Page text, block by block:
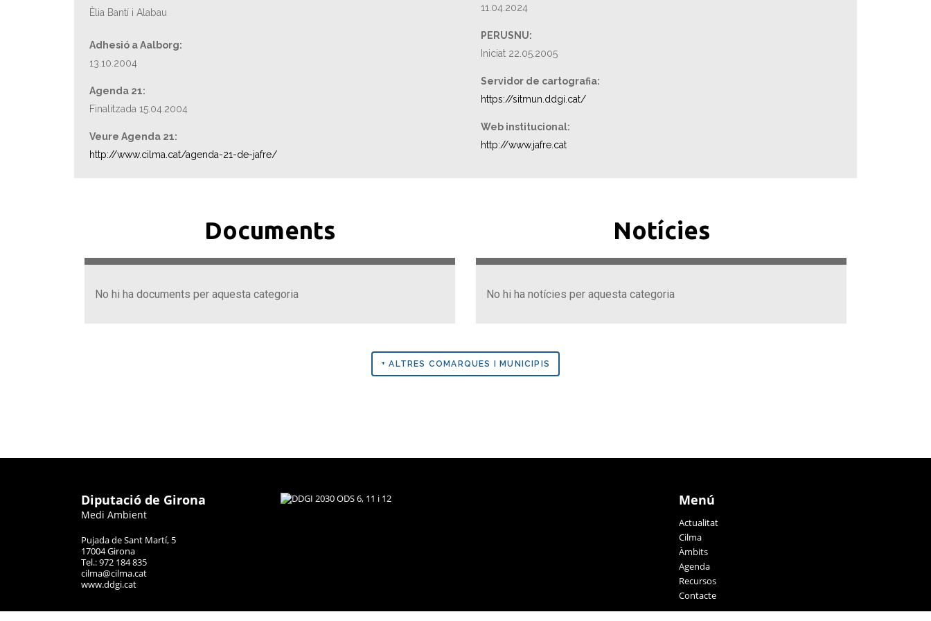
Èlia Bantí i Alabau
Adhesió a Aalborg:
13.10.2004
Agenda 21:
Finalitzada 15.04.2004
Veure Agenda 21:
http://www.cilma.cat/agenda-21-de-jafre/
11.04.2024
PERUSNU:
Iniciat 22.05.2005
Servidor de cartografia:
https://sitmun.ddgi.cat/
Web institucional:
http://www.jafre.cat
Documents
No hi ha documents per aquesta categoria
Notícies
No hi ha notícies per aquesta categoria
+ ALTRES COMARQUES I MUNICIPIS
Diputació de Girona
Medi Ambient
Pujada de Sant Martí, 5
17004 Girona
Tel.: 972 184 835
cilma@cilma.cat
www.ddgi.cat
Menú
Actualitat
Cilma
Àmbits
Agenda
Recursos
Contacte